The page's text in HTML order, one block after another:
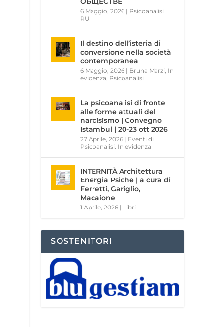
6 Maggio, 2026 | Psicoanalisi
RU
Il destino dell’isteria di
conversione nella società
contemporanea
6 Maggio, 2026 | Bruna Marzi In
evidenza Psicoanalisi
La psicoanalisi di fronte
alle forme attuali del
narcisismo | Convegno
Istambul | 20-23 ott 2026
27 Aprile, 2026 | Eventi di
Psicoanalisi In evidenza
INTERNITÀ Architettura
Energia Psiche | a cura di
Ferretti, Gariglio,
Macaione
1 Aprile, 2026 | Libri
SOSTENITORI